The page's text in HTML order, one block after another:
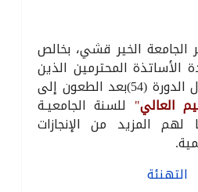
الجامعة الخير قشي، بخالص
الأساتذة المحترمين الذين
تمت ترقيتهـم خلال الدورة (54)بعد الطعون إلى
العالي" للسنة الجامعيـة
متمنيا لهم المزيد من الإنجازات
التهنئة